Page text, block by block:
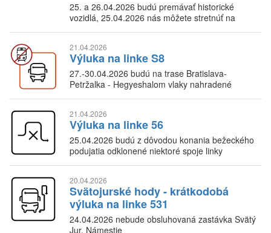
25. a 26.04.2026 budú premávať historické
vozidlá, 25.04.2026 nás môžete stretnúť na
21.04.2026
Výluka na linke S8
27.-30.04.2026 budú na trase Bratislava-
Petržalka - Hegyeshalom vlaky nahradené
21.04.2026
Výluka na linke 56
25.04.2026 budú z dôvodou konania bežeckého
podujatia odklonené niektoré spoje linky
20.04.2026
Svätojurské hody - krátkodobá
výluka na linke 531
24.04.2026 nebude obsluhovaná zastávka Svätý
Jur, Námestie